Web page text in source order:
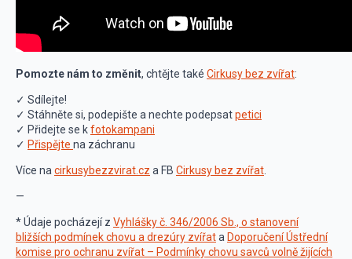
Pomozte nám to změnit, chtějte také Cirkusy bez zvířat:
✓ Sdílejte!
✓ Stáhněte si, podepište a nechte podepsatpetici
✓ Přidejte se kfotokampani
✓ Přispějte na záchranu
Více na cirkusybezzvirat.cz a FB Cirkusy bez zvířat
—
* Údaje pocházejí z Vyhlášky č. 346/2006 Sb., o stanovení
bližších podmínek chovu a drezúry zvířata Doporučení Ústřední
komise pro ochranu zvířat – Podmínky chovu savců volně žijících